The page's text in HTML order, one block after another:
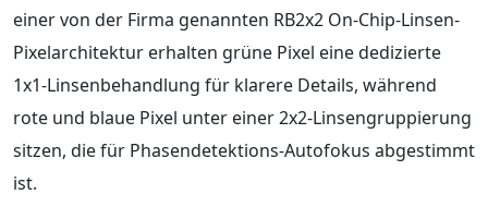
einer von der Firma genannten RB2x2 On-Chip-Linsen-
Pixelarchitektur erhalten grüne Pixel eine dedizierte
1x1-Linsenbehandlung für klarere Details, während
rote und blaue Pixel unter einer 2x2-Linsengruppierung
sitzen, die für Phasendetektions-Autofokus abgestimmt
ist.